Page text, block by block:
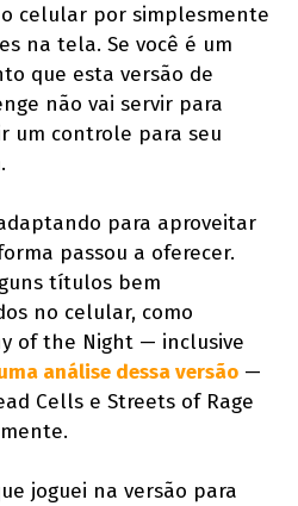
celular por simplesmente
na tela. Se você é um
que esta versão de
não vai servir para
um controle para seu
para aproveitar
passou a oferecer.
títulos bem
no celular, como
of the Night — inclusive
análise dessa versão —
Cells e Streets of Rage
joguei na versão para